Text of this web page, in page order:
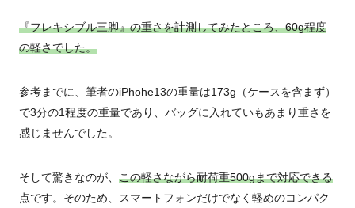
『フレキシブル三脚』の重さを計測してみたところ、60g程度
の軽さでした。
参考までに、筆者のiPhohe13の重量は173g（ケースを含まず）
で3分の1程度の重量であり、バッグに入れていもあまり重さを
感じませんでした。
そして驚きなのが、 この軽さながら耐荷重500gまで対応できる
点です。そのため、スマートフォンだけでなく軽めのコンパク